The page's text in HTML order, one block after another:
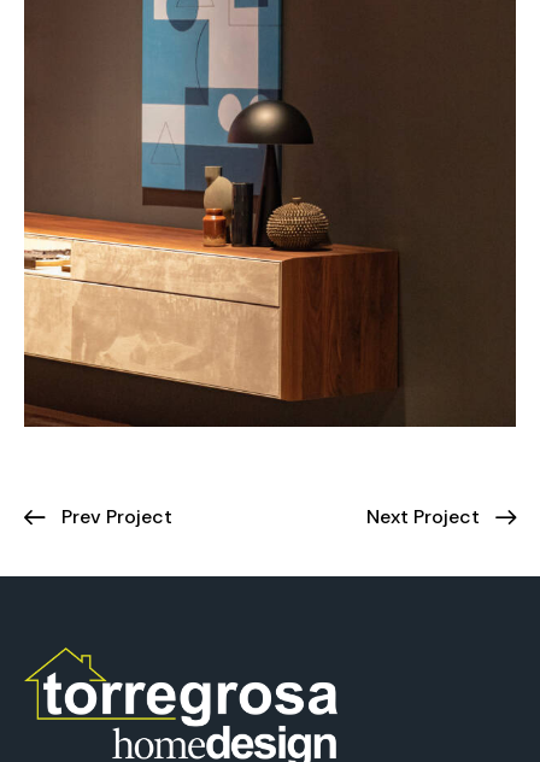
Prev Project Next Project